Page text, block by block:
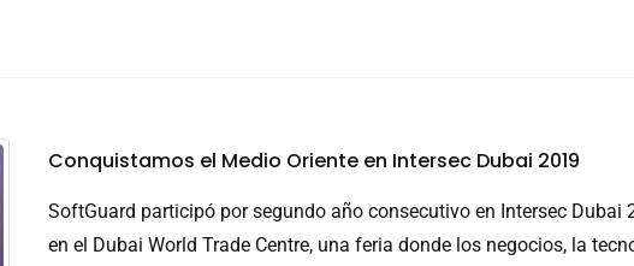
Conquistamos el Medio Oriente en Intersec Dubai 2019
SoftGuard participó por segundo año consecutivo en Intersec Dubai
en el Dubai World Trade Centre, una feria donde los negocios, la